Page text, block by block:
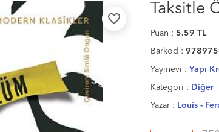
favorite_border
Taksitle
Puan : 5.59 TL
Barkod :
Yayınevi : Yapı
Kategori : Diğer
Yazar : Louis -